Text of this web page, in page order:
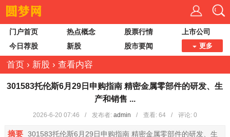
门户首页 热点概念 股票行情
上市公司
今日荐股
新股 股市要闻 更多
首页 › 新股 › 查看内容
301583托伦斯6月29日申购指南 精密金属零部件的研发、生
产和销售 ...
2026-6-20 07:46 / 发布者: admin / 查看: 64 / 评论: 0
摘要 301583托伦斯6月29日申购指南 精密金属零部件的研发、生